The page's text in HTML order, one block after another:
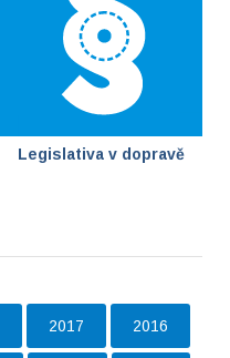
Legislativa v dopravě
2017 2016